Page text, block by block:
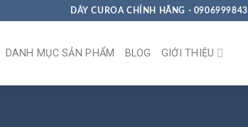
DÂY CUROA CHÍNH HÃNG - 0906999843
DANH MỤC SẢN PHẨM BLOG GIỚI THIỆU